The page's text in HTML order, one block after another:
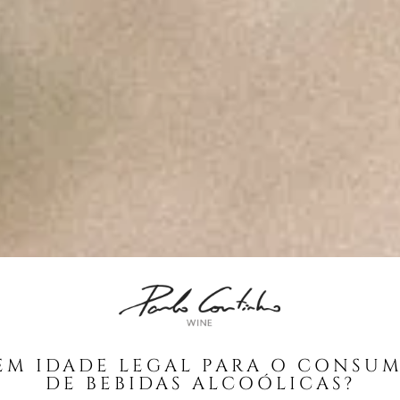
IDADE LEGAL PARA O
DE BEBIDAS ALCOÓLICAS?